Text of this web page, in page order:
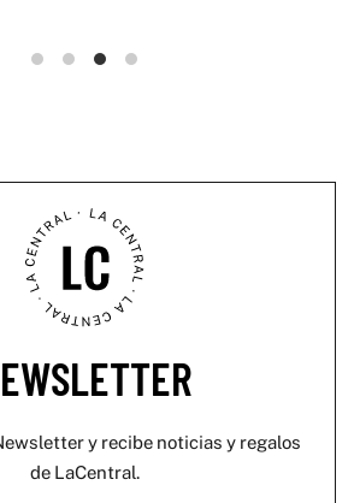
y recibe noticias y regalos
de LaCentral.